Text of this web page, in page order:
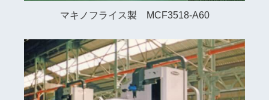
マキノフライス製 MCF3518-A60